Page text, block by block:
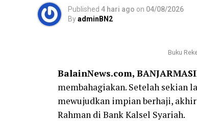
Published 4 hari ago on 04/08/2026
ByadminBN2
Buku
BalainNews.com,
membahagiakan. Setelah
mewujudkan impian berhaji,
Rahman di Bank Kalsel Syariah.